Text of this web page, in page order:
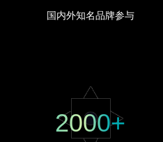
国内外知名品牌参与
2000+